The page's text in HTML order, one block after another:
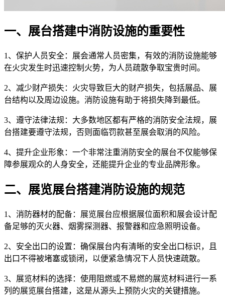
一、展台搭建中消防设施的重要性
1、保护人员安全：展会通常人员密集，有效的消防设施能够
在火灾发生时迅速控制火势，为人员疏散争取宝贵时间。
2、减少财产损失：火灾导致巨大的财产损失，包括展品、展
台结构以及周边设施。消防设施有助于将损失降到最低。
3、遵守法律法规：大多数地区都有严格的消防安全法规，展
台搭建要遵守法规，否则面临罚款甚至展会取消的风险。
4、提升企业形象：一个非常注重消防安全的展台不仅能够保
障参展观众的人身安全，还能提升企业的专业品牌形象。
二、展览展台搭建消防设施的规范
1、消防器材的配备：展览展台应根据展位面积和展会设计配
备足够的灭火器、烟雾探测器、报警器和应急照明设备。
2、安全出口的设置：确保展台内有清晰的安全出口标识，且
出口不得被堵塞或锁闭，以便紧急情况下人员快速疏散。
3、展览材料的选择：使用阻燃或不易燃的展览材料进行一系
列的展览展台搭建，这是从源头上预防火灾的关键措施。